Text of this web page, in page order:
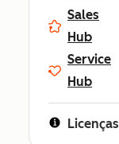
Sales
Hub
Service
Hub
Licenças